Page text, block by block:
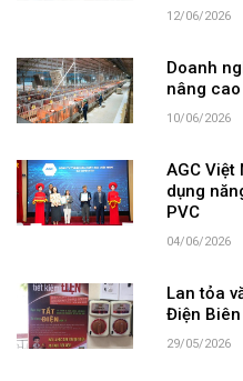
12/06/2026
Doanh
nâng
10/06/2026
AGC Việt
dụng
PVC
04/06/2026
Lan tỏa
Điện Biên
29/05/2026